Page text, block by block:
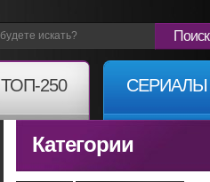
Поиск
ТОП-250 СЕРИАЛЫ
Категории